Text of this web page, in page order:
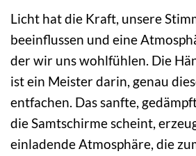
Licht hat die Kraft, unsere
beeinflussen und eine
der wir uns wohlfühlen. Die
ist ein Meister darin, genau
entfachen. Das sanfte,
die Samtschirme scheint,
einladende Atmosphäre, die